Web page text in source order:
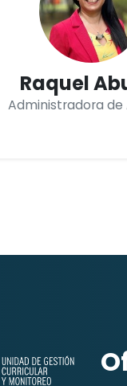
Raquel
Administradora